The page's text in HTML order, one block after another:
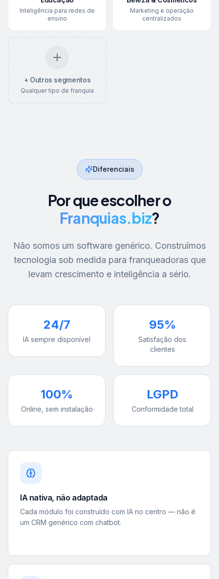
Inteligência para redes de
ensino
Marketing e operação
centralizados
+ Outros segmentos
Qualquer tipo de franquia
Diferenciais
Por que escolher o
Franquias.biz?
Não somos um software genérico. Construímos
tecnologia sob medida para franqueadoras que
levam crescimento e inteligência a sério.
24/7
IA sempre disponível
95%
Satisfação dos
clientes
100%
Online, sem instalação
LGPD
Conformidade total
IA nativa, não adaptada
Cada módulo foi construído com IA no centro — não é
um CRM genérico com chatbot.